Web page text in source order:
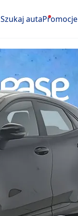
Szukaj autaPromocje